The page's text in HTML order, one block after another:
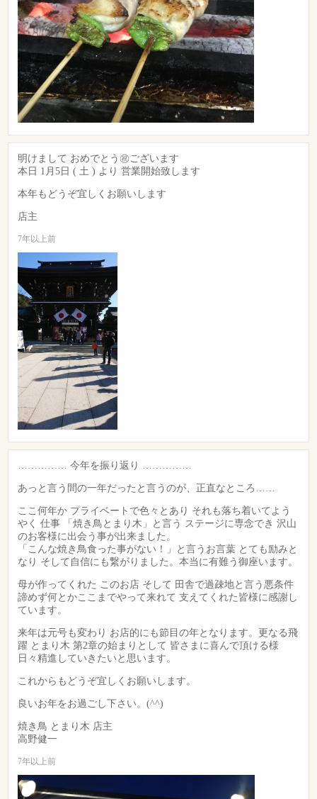
明けまして おめでとう㊗️ございます
本日 1月5日 ( 土 ) より 営業開始致します
本年もどうぞ宜しくお願いします
店主
7年以上前
…………… 今年を振り返り ……………
あっと言う間の一年だったと言うのが、正直なところ……
ここ何年か プライベートで色々とあり それも落ち着いてよう
やく 仕事 「焼き鳥とまり木」と言う ステージに専念でき 沢山
のお客様に出会う事が出来ました。
「こんな焼き鳥食った事がない！」と言うお言葉 とても励みと
なり そして自信にも繋がりました。本当に有難う御座います。
母が作ってくれた このお店 そして 田舎で過疎地と言う悪条件
諦めず何とかここまでやって来れて 支えてくれた皆様に感謝し
ています。
来年は元号も変わり お店的にも節目の年となります。更なる飛
躍 とまり木 第2章の始まりとして 皆さまに喜んで頂ける様
日々精進していきたいと思います。
これからもどうぞ宜しくお願いします。
良いお年をお過ごし下さい。(^^)
焼き鳥 とまり木 店主
高野健一
7年以上前